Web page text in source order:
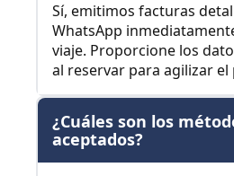
Sí, emitimos facturas
WhatsApp
viaje. Proporcione los
al reservar para agilizar el
¿Cuáles son los
aceptados?